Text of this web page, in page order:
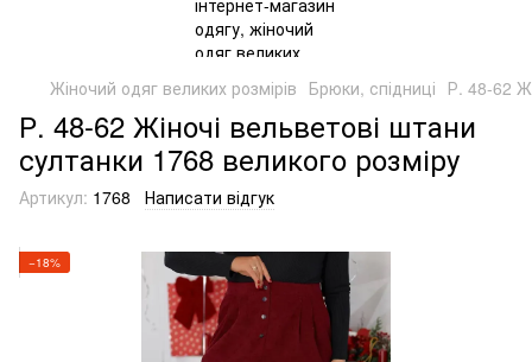
Жіночий одяг великих розмірів Брюки, спідниці Р. 48-62
Р. 48-62 Жіночі вельветові штани
султанки 1768 великого розміру
Артикул: 1768 Написати відгук
−18%